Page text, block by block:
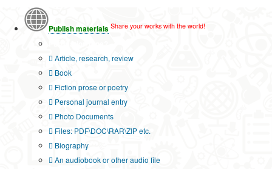
Publish materials Share your works with the world!
Article, research, review
Book
Fiction prose or poetry
Personal journal entry
Photo Documents
Files: PDF\DOC\RAR\ZIP etc.
Biography
An audiobook or other audio file